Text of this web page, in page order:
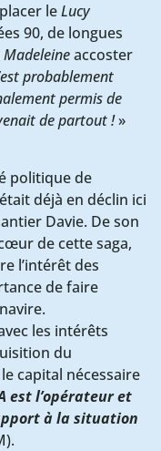
leLucy
90, de longues
Madeleineaccoster
probablement
permis de
de partout !»
politique de
déjà en déclin ici
Davie. De son
de cette saga,
l’intérêt des
de faire
les intérêts
du
capital nécessaire
est l’opérateur et
à la situation